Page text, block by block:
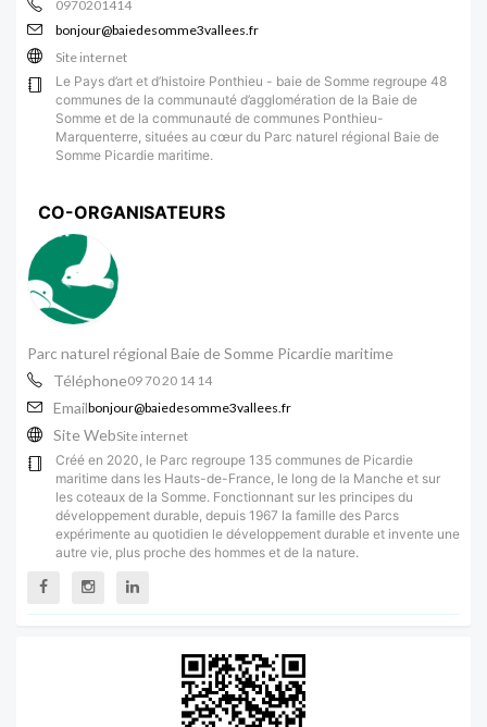
0970201414
bonjour@baiedesomme3vallees.fr
Site internet
Le Pays d’art et d’histoire Ponthieu - baie de Somme regroupe 48
communes de la communauté d’agglomération de la Baie de
Somme et de la communauté de communes Ponthieu-
Marquenterre, situées au cœur du Parc naturel régional Baie de
Somme Picardie maritime.
CO-ORGANISATEURS
Parc naturel régional Baie de Somme Picardie maritime
Téléphone09 70 20 14 14
Emailbonjour@baiedesomme3vallees.fr
Site WebSite internet
Créé en 2020, le Parc regroupe 135 communes de Picardie
maritime dans les Hauts-de-France, le long de la Manche et sur
les coteaux de la Somme. Fonctionnant sur les principes du
développement durable, depuis 1967 la famille des Parcs
expérimente au quotidien le développement durable et invente une
autre vie, plus proche des hommes et de la nature.